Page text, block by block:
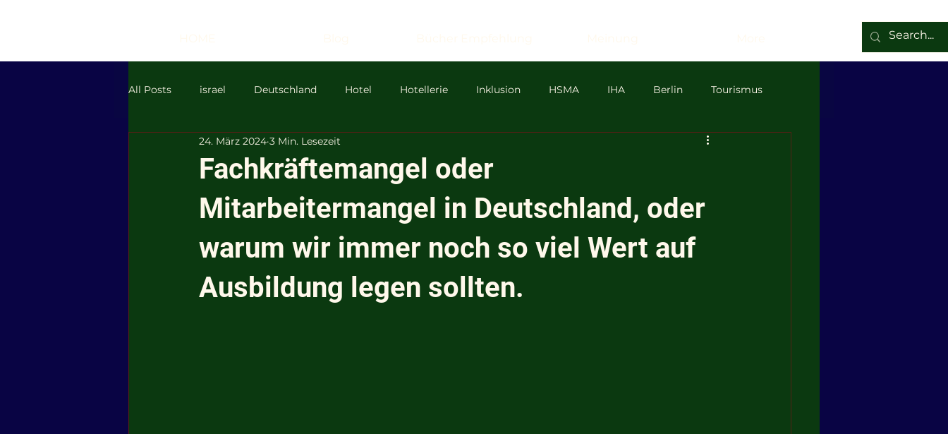
All Posts israel Deutschland Hotel Hotellerie Inklusion HSMA IHA Berlin Tourismus
RyanAir Lufthansa
AfD islamismus Antisemitismus LGBTQ
Fachkräftemangel oder
Mitarbeitermangel in Deutschland, oder
warum wir immer noch so viel Wert auf
Ausbildung legen sollten.
24. März 2024 3 Min. Lesezeit